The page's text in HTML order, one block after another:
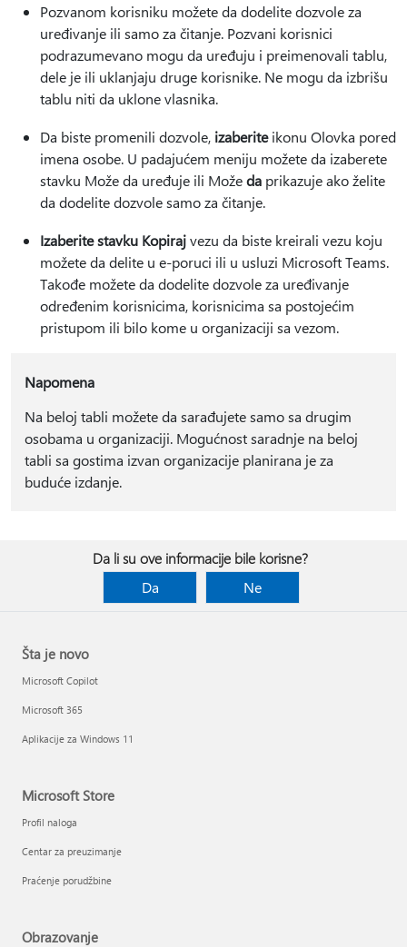
Pozvanom korisniku možete da dodelite dozvole za
uređivanje ili samo za čitanje. Pozvani korisnici
podrazumevano mogu da uređuju i preimenovali tablu,
dele je ili uklanjaju druge korisnike. Ne mogu da izbrišu
tablu niti da uklone vlasnika.
Da biste promenili dozvole, izaberiteikonu Olovka pored
imena osobe. U padajućem meniju možete da izaberete
stavku Može da uređuje ili Možeda prikazuje ako želite
da dodelite dozvole samo za čitanje.
Izaberite stavku Kopirajvezu da biste kreirali vezu koju
možete da delite u e-poruci ili u usluzi Microsoft Teams.
Takođe možete da dodelite dozvole za uređivanje
određenim korisnicima, korisnicima sa postojećim
pristupom ili bilo kome u organizaciji sa vezom.
Napomena
Na beloj tabli možete da sarađujete samo sa drugim
osobama u organizaciji. Mogućnost saradnje na beloj
tabli sa gostima izvan organizacije planirana je za
buduće izdanje.
Da li su ove informacije bile korisne?
Da
Ne
Šta je novo
Microsoft Copilot
Microsoft 365
Aplikacije za Windows 11
Microsoft Store
Profil naloga
Centar za preuzimanje
Praćenje porudžbine
Obrazovanje